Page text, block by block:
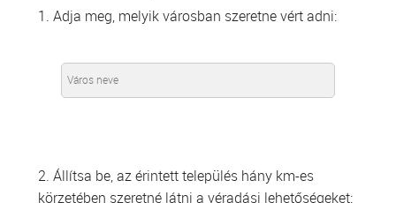
1. Adja meg, melyik városban szeretne vért adni:
2. Állítsa be, az érintett település hány km-es
körzetében szeretné látni a véradási lehetőségeket: